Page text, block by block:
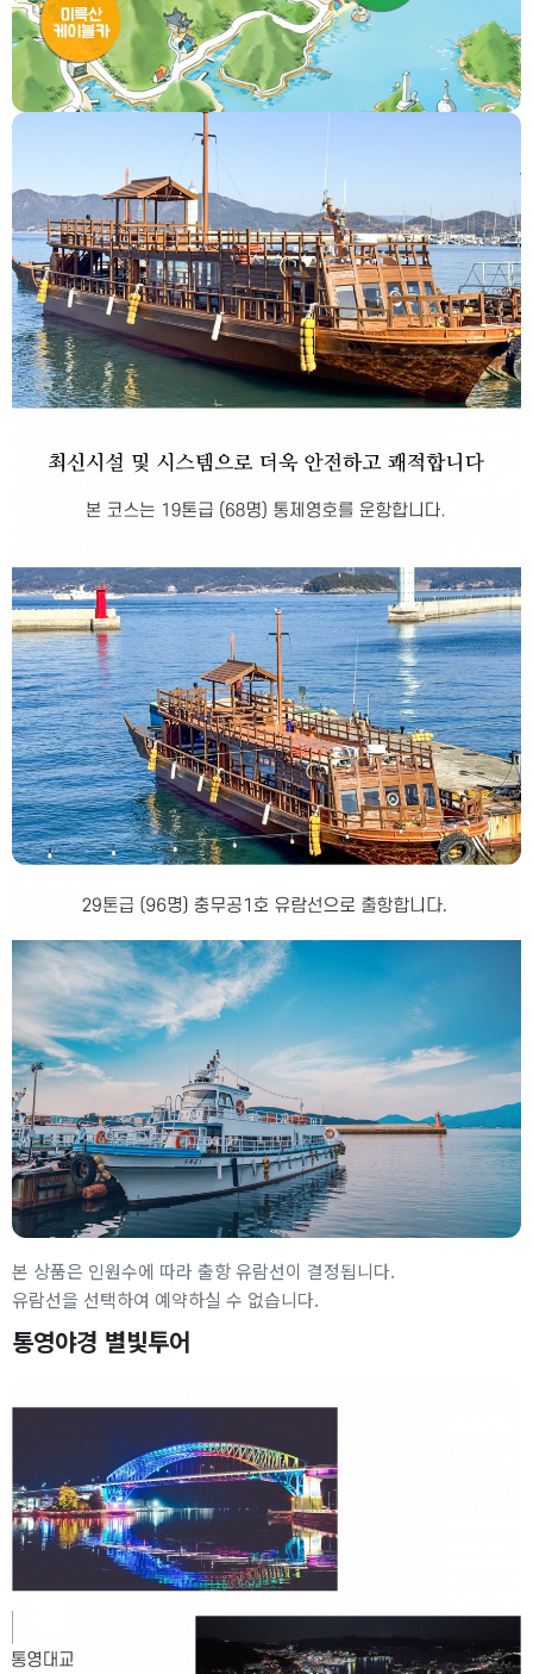
본 상품은 인원수에 따라 출항 유람선이 결정됩니다.
유람선을 선택하여 예약하실 수 없습니다.
통영야경 별빛투어